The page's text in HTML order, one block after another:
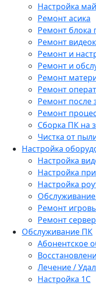
Настройка
Ремонт асика
Ремонт блока
Ремонт
Ремонт и
Ремонт и
Ремонт
Ремонт
Ремонт после
Ремонт
Сборка ПК на
Чистка от
Настройка
Настройка
Настройка
Настройка
Ремонт
Ремонт
Обслуживание ПК
Абонентское
Лечение /
Настройка 1С